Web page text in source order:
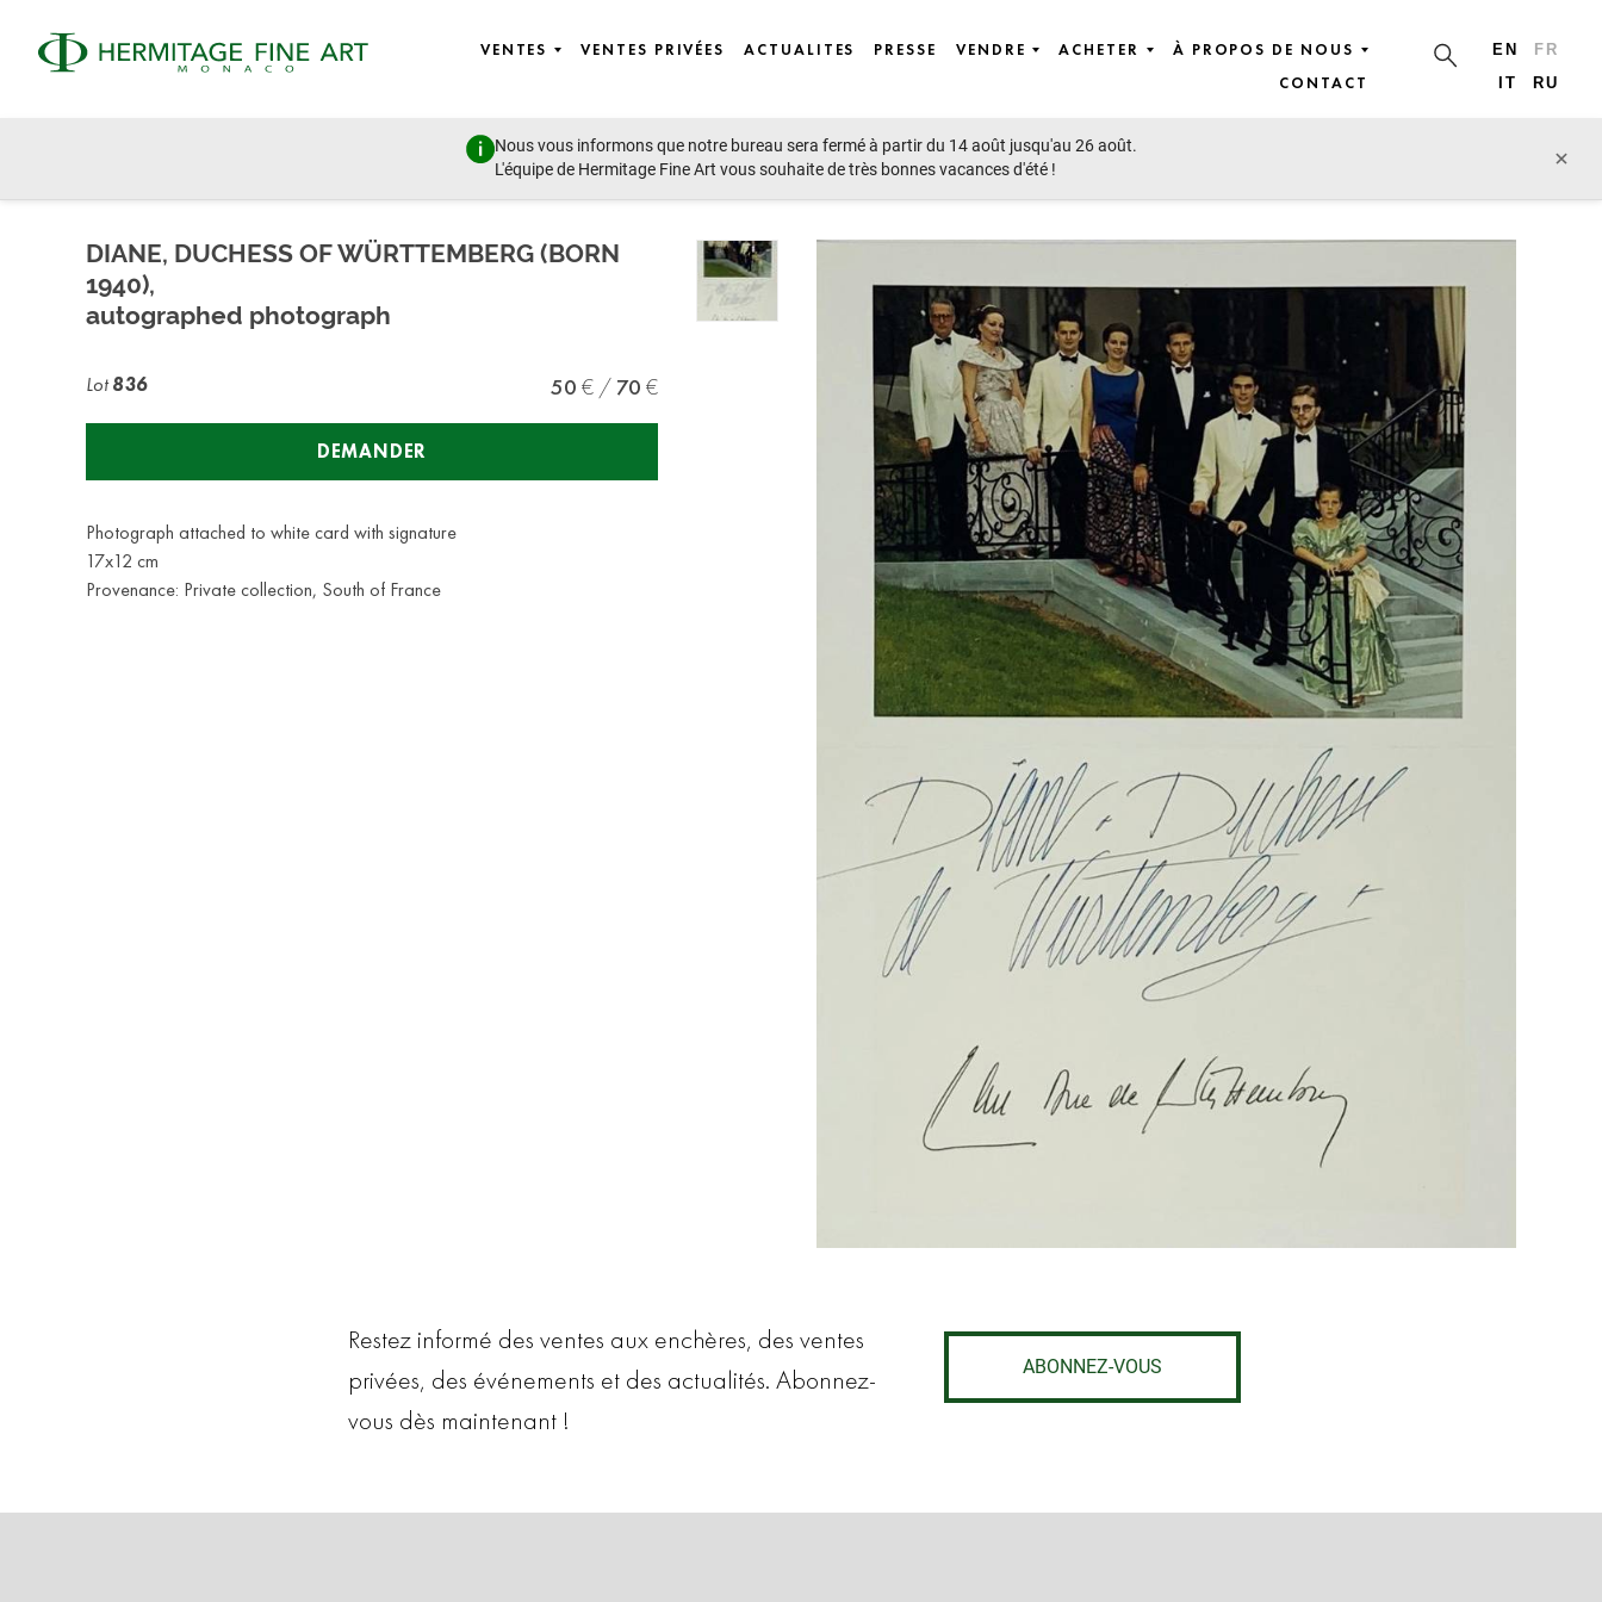
VENTES VENTES PRIVÉES ACTUALITES PRESSE VENDRE ACHETER
À PROPOS DE NOUS
CONTACT
EN
FR
IT
RU
Nous vous informons que notre bureau sera fermé à partir du 14 août jusqu'au 26 août.
L'équipe de Hermitage Fine Art vous souhaite de très bonnes vacances d'été !
×
DIANE, DUCHESS OF WÜRTTEMBERG (BORN
1940),
autographed photograph
Lot836 50 70
DEMANDER
Photograph attached to white card with signature
17x12 cm
Provenance: Private collection, South of France
Restez informé des ventes aux enchères, des ventes
privées, des événements et des actualités. Abonnez-
vous dès maintenant !
ABONNEZ-VOUS